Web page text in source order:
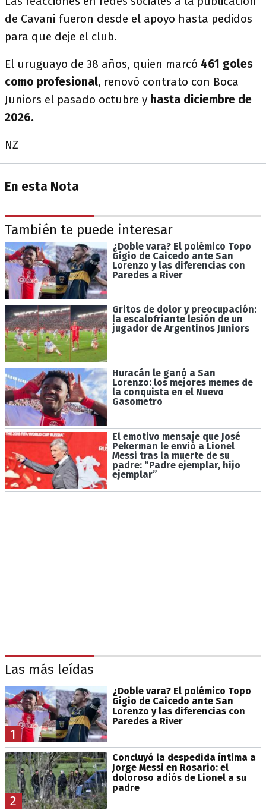
de Cavani fueron desde el apoyo hasta pedidos
para que deje el club.
El uruguayo de 38 años, quien marcó 461 goles
como profesional, renovó contrato con Boca
Juniors el pasado octubre y hasta diciembre de
2026.
NZ
En esta Nota
También te puede interesar
¿Doble vara? El polémico Topo
Gigio de Caicedo ante San
Lorenzo y las diferencias con
Paredes a River
Gritos de dolor y preocupación:
la escalofriante lesión de un
jugador de Argentinos Juniors
Huracán le ganó a San
Lorenzo: los mejores memes de
la conquista en el Nuevo
Gasometro
El emotivo mensaje que José
Pekerman le envió a Lionel
Messi tras la muerte de su
padre: “Padre ejemplar, hijo
ejemplar”
Las más leídas
1
¿Doble vara? El polémico Topo
Gigio de Caicedo ante San
Lorenzo y las diferencias con
Paredes a River
2
Concluyó la despedida íntima a
Jorge Messi en Rosario: el
doloroso adiós de Lionel a su
padre